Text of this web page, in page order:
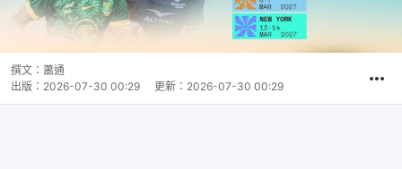
撰文： 蕭通
出版： 2026-07-30 00:29 更新： 2026-07-30 00:29